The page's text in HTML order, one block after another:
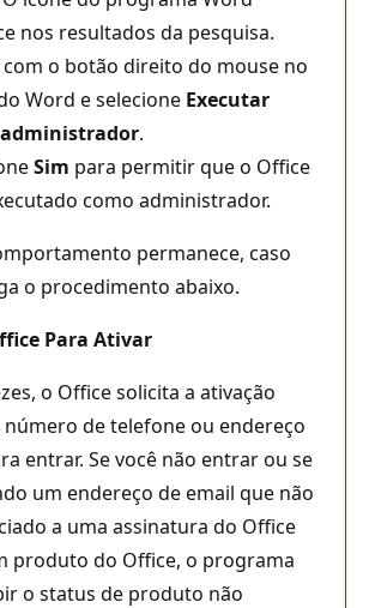
nos resultados da pesquisa.
com o botão direito do mouse no
Word e selecione Executar
.
Sim para permitir que o Office
como administrador.
permanece, caso
o procedimento abaixo.
Para Ativar
o Office solicita a ativação
de telefone ou endereço
entrar. Se você não entrar ou se
um endereço de email que não
a uma assinatura do Office
produto do Office, o programa
o status de produto não